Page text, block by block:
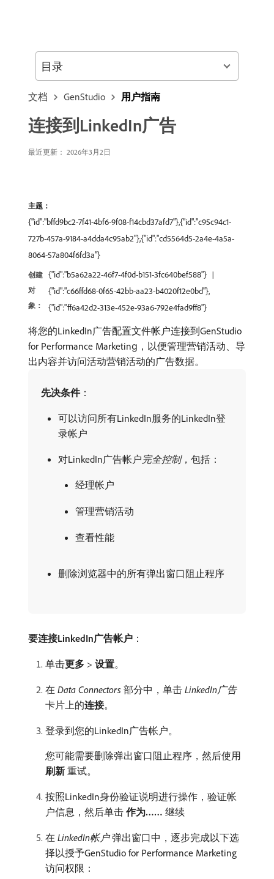
文档 GenStudio 用户指南
连接到LinkedIn广告
最近更新： 2026年3月2日
主题：
{"id":"bffd9bc2-7f41-4bf6-9f08-f14cbd37afd7"},{"id":"c95c94c1-
727b-457a-9184-a4dda4c95ab2"},{"id":"cd5564d5-2a4e-4a5a-
8064-57a804f6fd3a"}
创建
对
象：
{"id":"b5a62a22-46f7-4f0d-b151-3fc640bef588"}
{"id":"c66ffd68-0f65-42bb-aa23-b4020f12e0bd"},
{"id":"ff6a42d2-313e-452e-93a6-792e4fad9ff8"}
将您的LinkedIn广告配置文件帐户连接到GenStudio
for Performance Marketing，以便管理营销活动、导
出内容并访问活动营销活动的广告数据。
先决条件：
可以访问所有LinkedIn服务的LinkedIn登
录帐户
对LinkedIn广告帐户​完全控制，包括：
经理帐户
管理营销活动
查看性能
删除浏览器中的所有弹出窗口阻止程序
要连接LinkedIn广告帐户 ：
单击​更多 > 设置。
在​ Data Connectors ​部分中，单击​ LinkedIn广告​
卡片上的​连接。
登录到您的LinkedIn广告帐户。
您可能需要删除弹出窗口阻止程序，然后使用​
刷新 ​重试。
按照LinkedIn身份验证说明进行操作，验证帐
户信息，然后单击​ 作为…… ​继续
在​ LinkedIn帐户​弹出窗口中，逐步完成以下选
择以授予GenStudio for Performance Marketing
访问权限：
目录